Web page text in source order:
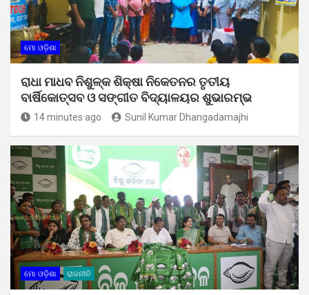
ମୋ ଓଡ଼ିଶା
ରାଧା ମାଧବ ନିଶୁଳ୍କ ଶିକ୍ଷା ନିକେତନର ତୃତୀୟ
ବାର୍ଷିକୋତ୍ସବ ଓ ସଙ୍ଗୀତ ବିଦ୍ୟାଳୟର ଶୁଭାରମ୍ଭ
14 minutes ago Sunil Kumar Dhangadamajhi
ମୋ ଓଡ଼ିଶା ରାଜନୀତି